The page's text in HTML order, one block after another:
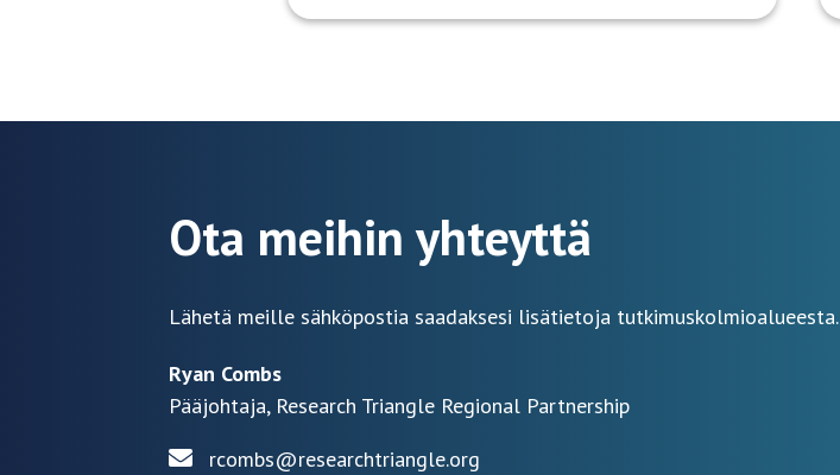
Ota meihin yhteyttä
Lähetä meille sähköpostia saadaksesi lisätietoja tutkimuskolmioalueesta.
Ryan Combs
Pääjohtaja, Research Triangle Regional Partnership
rcombs@researchtriangle.org